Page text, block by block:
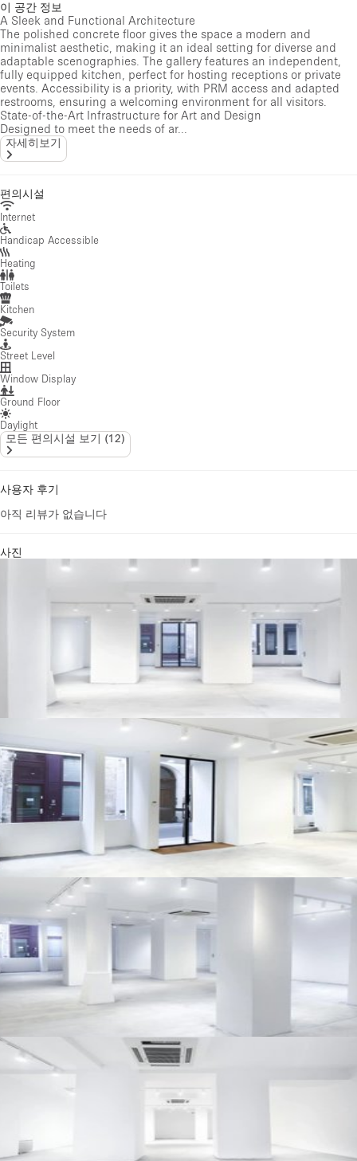
이 공간 정보
A Sleek and Functional Architecture
The polished concrete floor gives the space a modern and
minimalist aesthetic, making it an ideal setting for diverse and
adaptable scenographies. The gallery features an independent,
fully equipped kitchen, perfect for hosting receptions or private
events. Accessibility is a priority, with PRM access and adapted
restrooms, ensuring a welcoming environment for all visitors.
State-of-the-Art Infrastructure for Art and Design
Designed to meet the needs of ar...
자세히보기
편의시설
Internet
Handicap Accessible
Heating
Toilets
Kitchen
Security System
Street Level
Window Display
Ground Floor
Daylight
모든 편의시설 보기 (12)
사용자 후기
아직 리뷰가 없습니다
사진